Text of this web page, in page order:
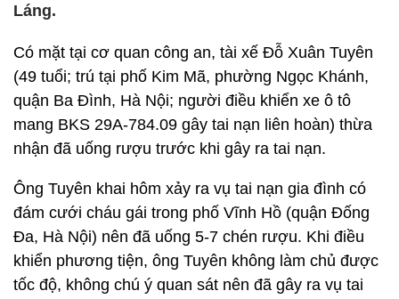
Láng.
Có mặt tại cơ quan công an, tài xế Đỗ Xuân Tuyên
(49 tuổi; trú tại phố Kim Mã, phường Ngọc Khánh,
quận Ba Đình, Hà Nội; người điều khiển xe ô tô
mang BKS 29A-784.09 gây tai nạn liên hoàn) thừa
nhận đã uống rượu trước khi gây ra tai nạn.
Ông Tuyên khai hôm xảy ra vụ tai nạn gia đình có
đám cưới cháu gái trong phố Vĩnh Hồ (quận Đống
Đa, Hà Nội) nên đã uống 5-7 chén rượu. Khi điều
khiển phương tiện, ông Tuyên không làm chủ được
tốc độ, không chú ý quan sát nên đã gây ra vụ tai